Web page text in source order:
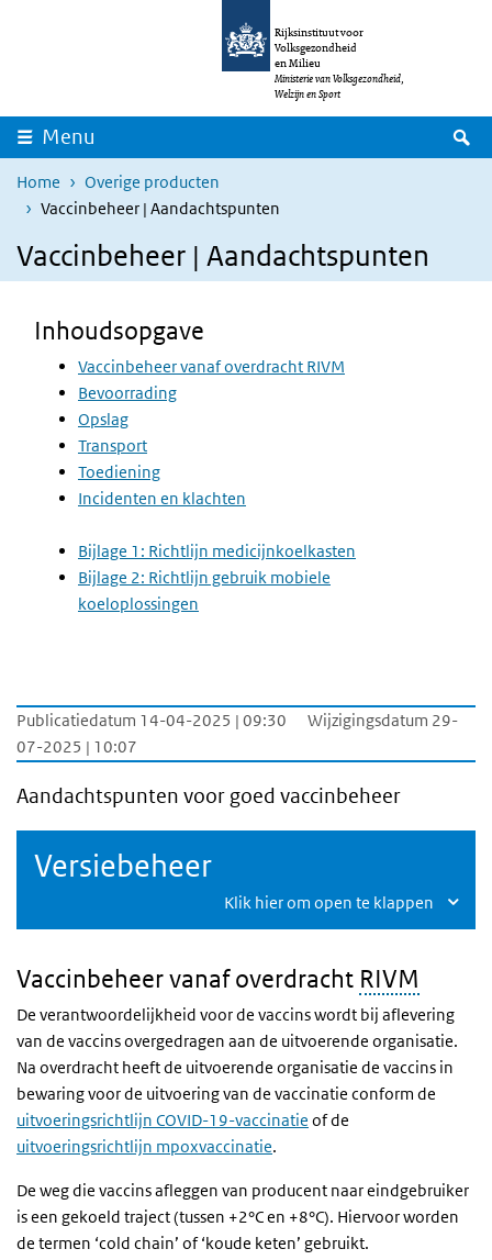
Overslaan en naar de inhoud gaan
Rijksinstituut voor
Volksgezondheid
en Milieu
Ministerie van Volksgezondheid,
Welzijn en Sport
Menu
Home
Overige producten
Vaccinbeheer | Aandachtspunten
Vaccinbeheer | Aandachtspunten
Publicatiedatum 14-04-2025 | 09:30
Wijzigingsdatum 29-
07-2025 | 10:07
Aandachtspunten voor goed vaccinbeheer
Versiebeheer
Klik hier om open te klappen
Vaccinbeheer vanaf overdracht RIVM
De verantwoordelijkheid voor de vaccins wordt bij aflevering
van de vaccins overgedragen aan de uitvoerende organisatie.
Na overdracht heeft de uitvoerende organisatie de vaccins in
bewaring voor de uitvoering van de vaccinatie conform de
uitvoeringsrichtlijn COVID-19-vaccinatie of de
uitvoeringsrichtlijn mpoxvaccinatie.
De weg die vaccins afleggen van producent naar eindgebruiker
is een gekoeld traject (tussen +2°C en +8°C). Hiervoor worden
de termen ‘cold chain’ of ‘koude keten’ gebruikt.
Inhoudsopgave
Vaccinbeheer vanaf overdracht RIVM
Bevoorrading
Opslag
Transport
Toediening
Incidenten en klachten
Bijlage 1: Richtlijn medicijnkoelkasten
Bijlage 2: Richtlijn gebruik mobiele
koeloplossingen